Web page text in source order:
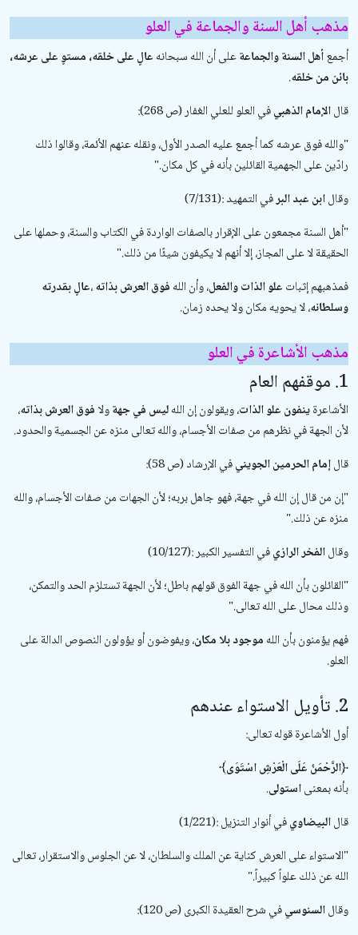
مذهب أهل السنة والجماعة في العلو
أجمعأهل السنة والجماعةعلى أن الله سبحانهعالٍ على خلقه، مستوٍ على عرشه،
بائن من خلقه.
قالالإمام الذهبيفيالعلو للعلي الغفار(ص 268):
"والله فوق عرشه كما أجمع عليه الصدر الأول، ونقله عنهم الأئمة، وقالوا ذلك
رادّين على الجهمية القائلين بأنه في كل مكان".
وقالابن عبد البرفيالتمهيد(7/131):
"أهل السنة مجمعون على الإقرار بالصفات الواردة في الكتاب والسنة، وحملها على
الحقيقة لا على المجاز، إلا أنهم لا يكيفون شيئًا من ذلك".
فمذهبهم إثباتعلو الذات والفعل، وأن اللهفوق العرش بذاته،عالٍ بقدرته
وسلطانه، لا يحويه مكان ولا يحده زمان.
مذهب الأشاعرة في العلو
1. موقفهم العام
الأشاعرةينفون علو الذات، ويقولون إن اللهليس في جهةولافوق العرش بذاته،
لأن الجهة في نظرهم من صفات الأجسام، والله تعالى منزه عن الجسمية والحدود.
قالإمام الحرمين الجوينيفيالإرشاد(ص 58):
"إن من قال إن الله في جهة، فهو جاهل بربه؛ لأن الجهات من صفات الأجسام، والله
منزه عن ذلك".
وقالالفخر الرازيفيالتفسير الكبير(10/127):
"القائلون بأن الله في جهة الفوق قولهم باطل؛ لأن الجهة تستلزم الحد والتمكن،
وذلك محال على الله تعالى".
فهم يؤمنون بأن اللهموجود بلا مكان، ويفوضون أو يؤولون النصوص الدالة على
العلو.
2. تأويل الاستواء عندهم
أول الأشاعرة قوله تعالى:
﴿الرَّحْمَنُ عَلَى الْعَرْشِ اسْتَوَى﴾
بأنه بمعنىاستولى.
قالالبيضاويفيأنوار التنزيل(1/221):
"الاستواء على العرش كناية عن الملك والسلطان، لا عن الجلوس والاستقرار، تعالى
الله عن ذلك علواً كبيراً".
وقالالسنوسيفيشرح العقيدة الكبرى(ص 120):